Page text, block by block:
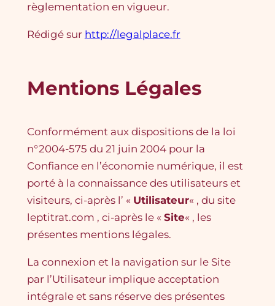
règlementation en vigueur.
Rédigé sur http://legalplace.fr
Mentions Légales
Conformément aux dispositions de la loi
n°2004-575 du 21 juin 2004 pour la
Confiance en l’économie numérique, il est
porté à la connaissance des utilisateurs et
visiteurs, ci-après l’ « Utilisateur« , du site
leptitrat.com , ci-après le « Site« , les
présentes mentions légales.
La connexion et la navigation sur le Site
par l’Utilisateur implique acceptation
intégrale et sans réserve des présentes